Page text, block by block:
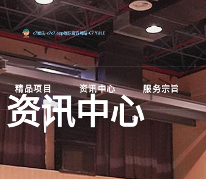
精品项目 资讯中心 服务宗旨
)
资讯中心